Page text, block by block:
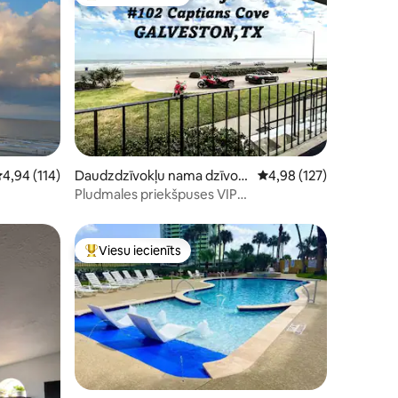
104
vērtējums: 4,94 no 5, atsauksmju skaits: 114
4,94 (114)
Daudzdzīvokļu nama dzīvokli
s – Galveston
Vidējais vērtējums:
4,98 (127)
Pludmales priekšpuses VIP
Populārs viesu iecienīts mājoklis
Viesu iecienīts